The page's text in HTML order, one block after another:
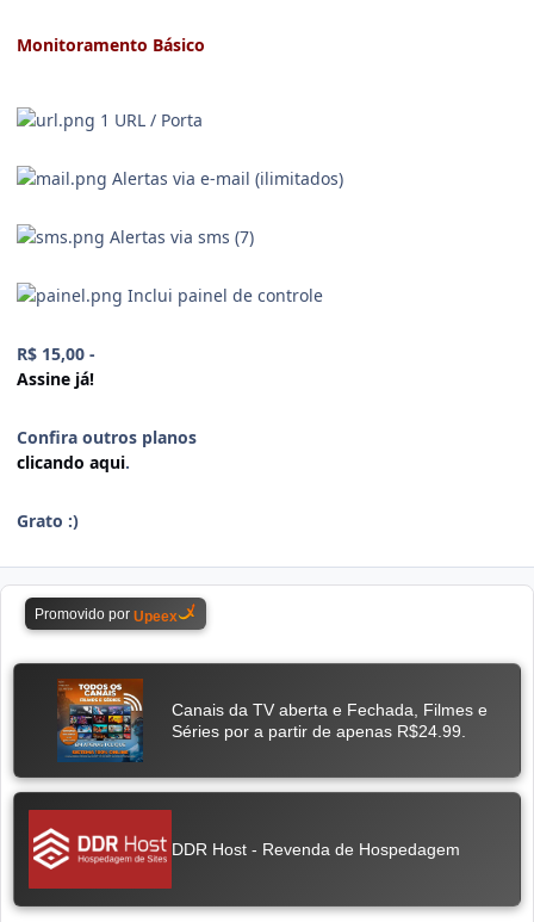
Monitoramento Básico
1 URL / Porta
Alertas via e-mail (ilimitados)
Alertas via sms (7)
Inclui painel de controle
R$ 15,00 -
Assine já!
Confira outros planos
clicando aqui.
Grato :)